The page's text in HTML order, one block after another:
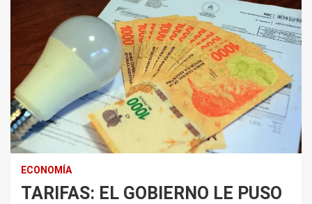
ECONOMÍA
TARIFAS: EL GOBIERNO LE PUSO